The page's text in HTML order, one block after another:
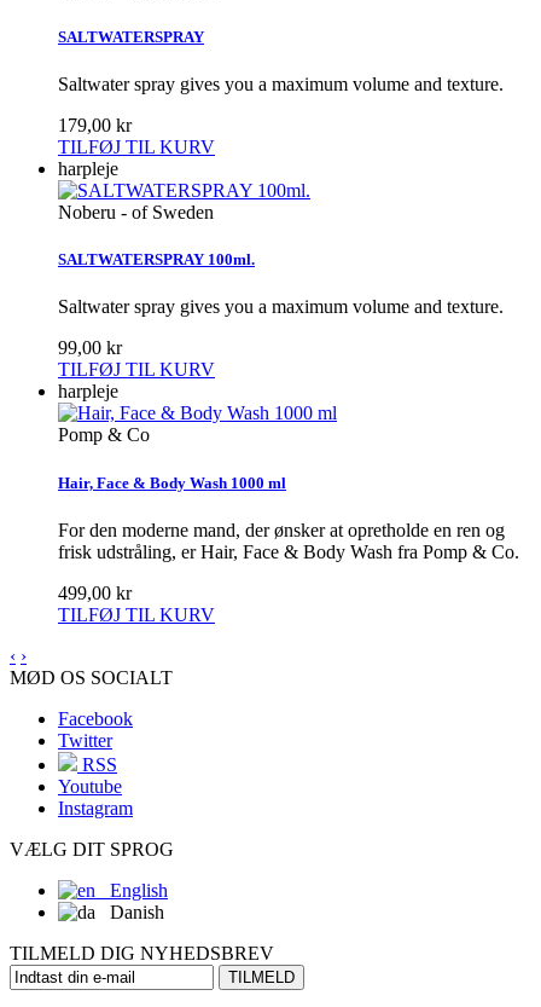
SALTWATERSPRAY
Saltwater spray gives you a maximum volume and texture.
179,00 kr
TILFØJ TIL KURV
harpleje
Noberu - of Sweden
SALTWATERSPRAY 100ml.
Saltwater spray gives you a maximum volume and texture.
99,00 kr
TILFØJ TIL KURV
harpleje
Pomp & Co
Hair, Face & Body Wash 1000 ml
For den moderne mand, der ønsker at opretholde en ren og
frisk udstråling, er Hair, Face & Body Wash fra Pomp & Co.
499,00 kr
TILFØJ TIL KURV
‹ ›
MØD OS SOCIALT
Facebook
Twitter
RSS
Youtube
Instagram
VÆLG DIT SPROG
English
Danish
TILMELD DIG NYHEDSBREV
TILMELD